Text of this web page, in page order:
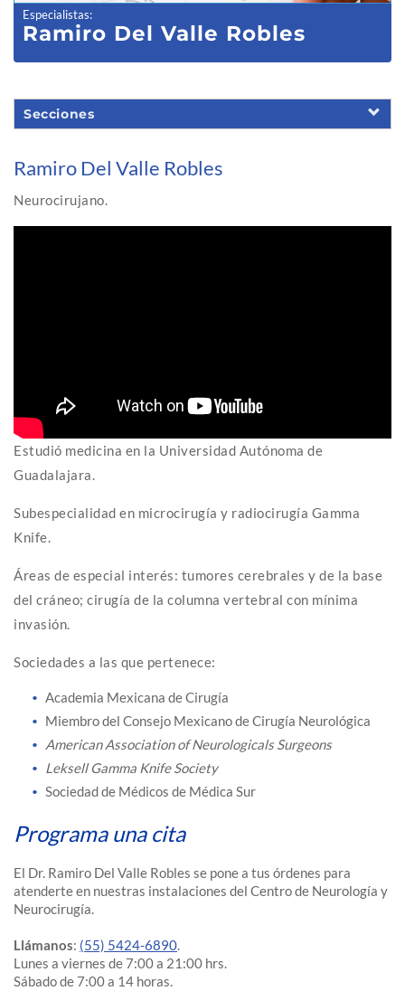
Especialistas:
Ramiro Del Valle Robles
Secciones
Ramiro Del Valle Robles
Neurocirujano.
Estudió medicina en la Universidad Autónoma de
Guadalajara.
Subespecialidad en microcirugía y radiocirugía Gamma
Knife.
Áreas de especial interés: tumores cerebrales y de la base
del cráneo; cirugía de la columna vertebral con mínima
invasión.
Sociedades a las que pertenece:
Academia Mexicana de Cirugía
Miembro del Consejo Mexicano de Cirugía Neurológica
American Association of Neurologicals Surgeons
Leksell Gamma Knife Society
Sociedad de Médicos de Médica Sur
Programa una cita
El Dr. Ramiro Del Valle Robles se pone a tus órdenes para
atenderte en nuestras instalaciones del Centro de Neurología y
Neurocirugía.
Llámanos: (55) 5424-6890.
Lunes a viernes de 7:00 a 21:00 hrs.
Sábado de 7:00 a 14 horas.